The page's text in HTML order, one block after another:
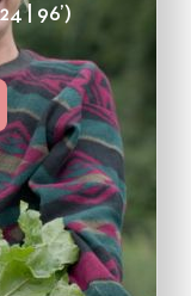
| 96’)